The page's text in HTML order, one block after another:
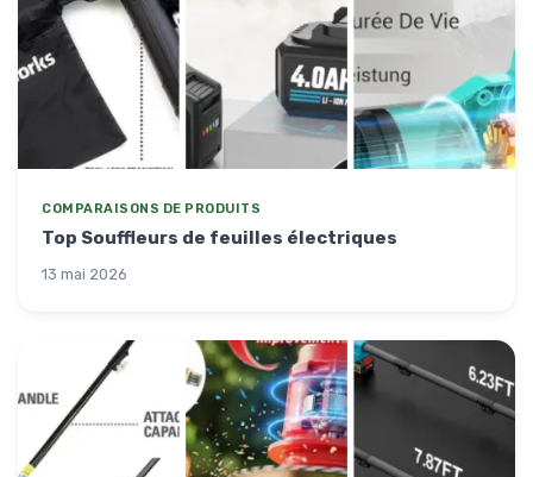
COMPARAISONS DE PRODUITS
Top Souffleurs de feuilles électriques
13 mai 2026